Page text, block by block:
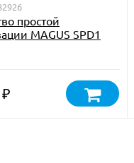
простой
MAGUS SPD1
₽